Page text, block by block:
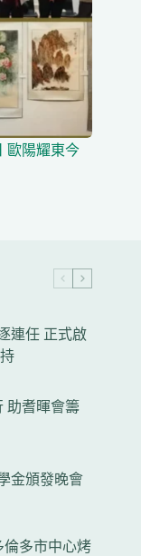
歐陽耀東今
連任 正式啟
助耆暉會籌
金頒發晚會
倫多市中心烤